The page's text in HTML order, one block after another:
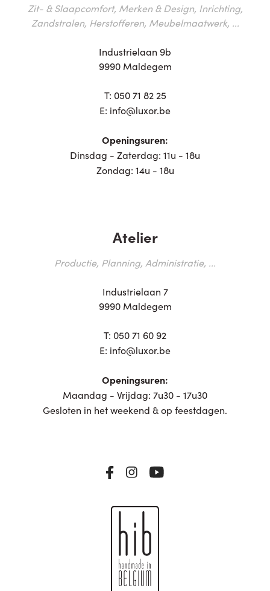
Zit- & Slaapcomfort, Merken & Design, Inrichting,
Zandstralen, Herstofferen, Meubelmaatwerk, ...
Industrielaan 9b
9990 Maldegem
T: 050 71 82 25
E: info@luxor.be
Openingsuren:
Dinsdag - Zaterdag: 11u - 18u
Zondag: 14u - 18u
Atelier
Productie, Planning, Administratie, ...
Industrielaan 7
9990 Maldegem
T: 050 71 60 92
E: info@luxor.be
Openingsuren:
Maandag - Vrijdag: 7u30 - 17u30
Gesloten in het weekend & op feestdagen.